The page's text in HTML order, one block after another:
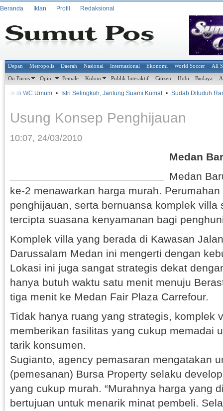
Beranda Iklan Profil Redaksional
Depan Metropolis Daerah Nasional Internasional Ekonomi World Soccer All
On Focus Opini Female Kolom Publik Interaktif Citizen Hobi Budaya
di WC Umum • Istri Selingkuh, Jantung Suami Kumat • Sudah Dituduh
Usung Konsep Penghijauan
10:07, 24/03/2010
Medan
Medan
ke-2 menawarkan harga murah.
penghijauan, serta bernuansa komplek villa
tercipta suasana kenyamanan bagi
Komplek villa yang berada di Kawasan
Darussalam Medan ini mengerti dengan
Lokasi ini juga sangat strategis dekat
hanya butuh waktu satu menit menuju
tiga menit ke Medan Fair Plaza Carrefour.
Tidak hanya ruang yang strategis, komplek
memberikan fasilitas yang cukup memadai
tarik konsumen.
Sugianto, agency pemasaran mengatakan
(pemesanan) Bursa Property selaku
yang cukup murah. “Murahnya harga yang
bertujuan untuk menarik minat pembeli.